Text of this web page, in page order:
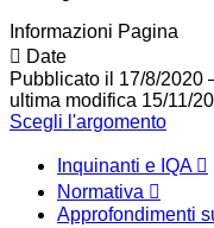
Informazioni Pagina
Date
Pubblicato il 17/8/2020
ultima modifica 15/11/
Scegli l'argomento
Inquinanti e IQA
Normativa
Approfondimenti